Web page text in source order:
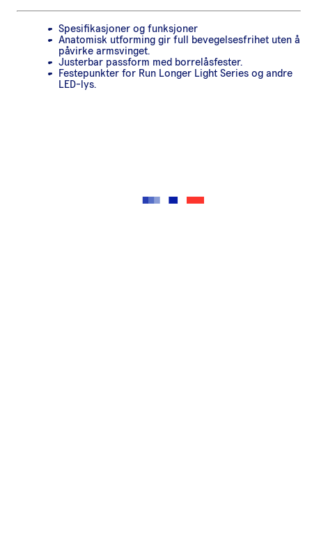
Spesifikasjoner og funksjoner
Anatomisk utforming gir full bevegelsesfrihet uten å
påvirke armsvinget.
Justerbar passform med borrelåsfester.
Festepunkter for Run Longer Light Series og andre
LED-lys.